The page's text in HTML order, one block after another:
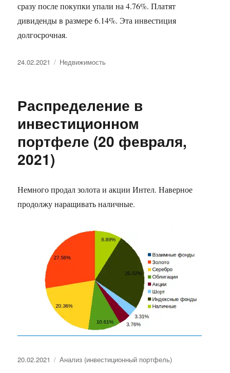
сразу после покупки упали на 4.76%. Платят
дивиденды в размере 6.14%. Эта инвестиция
долгосрочная.
Опубликовано
24.02.2021 Рубрики
Недвижимость
Распределение в
инвестиционном
портфеле (20 февраля,
2021)
Немного продал золота и акции Интел. Наверное
продолжу наращивать наличные.
Опубликовано
20.02.2021 Рубрики
Анализ (инвестиционный портфель)